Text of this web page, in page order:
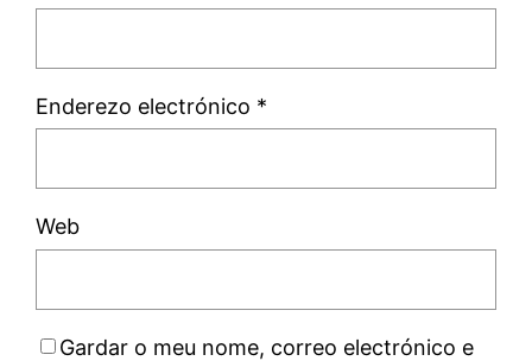
Enderezo electrónico *
Web
Gardar o meu nome, correo electrónico e